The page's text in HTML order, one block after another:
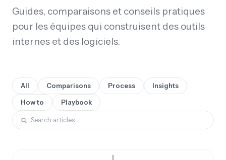
Guides, comparaisons et conseils pratiques
pour les équipes qui construisent des outils
internes et des logiciels.
All Comparisons Process Insights
How to Playbook